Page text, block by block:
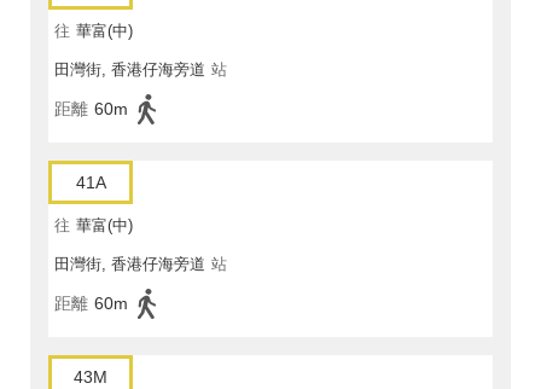
往 華富(中)
田灣街, 香港仔海旁道 站
距離 60m
41A
往 華富(中)
田灣街, 香港仔海旁道 站
距離 60m
43M